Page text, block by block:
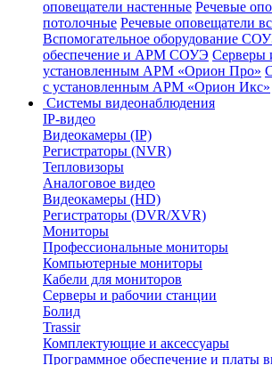
оповещатели настенные Речевые
потолочные Речевые оповещатели
Вспомогательное оборудование
обеспечение и АРМ СОУЭ
установленным АРМ «Орион Про»
с установленным АРМ «Орион Икс»
Системы видеонаблюдения
IP-видео
Видеокамеры (IP)
Регистраторы (NVR)
Тепловизоры
Аналоговое видео
Видеокамеры (HD)
Регистраторы (DVR/XVR)
Мониторы
Профессиональные мониторы
Компьютерные мониторы
Кабели для мониторов
Серверы и рабочии станции
Болид
Trassir
Комплектующие и аксессуары
Программное обеспечение и платы